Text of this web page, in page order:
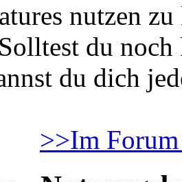
nutzen
du
du dich
>>Im